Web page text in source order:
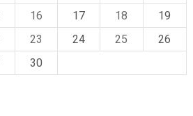
16 17 18
19
23 24 25
26
30